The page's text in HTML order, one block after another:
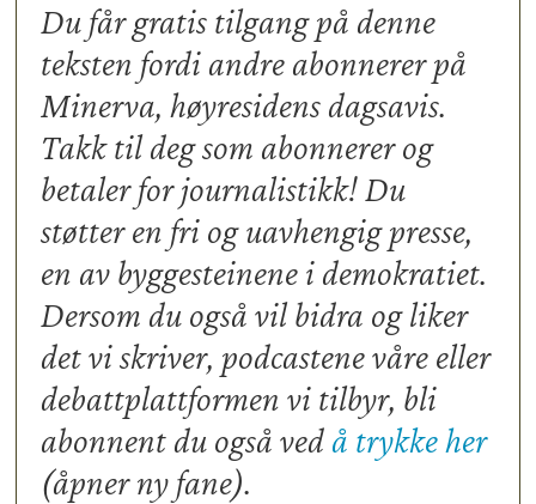
Du får gratis tilgang på denne
teksten fordi andre abonnerer på
Minerva, høyresidens dagsavis.
Takk til deg som abonnerer og
betaler for journalistikk! Du
støtter en fri og uavhengig presse,
en av byggesteinene i demokratiet.
Dersom du også vil bidra og liker
det vi skriver, podcastene våre eller
debattplattformen vi tilbyr, bli
abonnent du også ved å trykke her
(åpner ny fane).